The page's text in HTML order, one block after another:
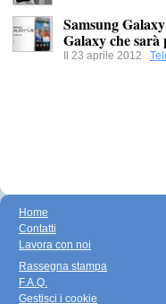
Samsung
Galaxy che sarà
Il 23 aprile 2012
Home
Contatti
Lavora con noi
Rassegna stampa
F.A.Q.
Gestisci i cookie